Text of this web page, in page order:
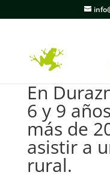
En
6 y 9
más de
asistir a
rural.